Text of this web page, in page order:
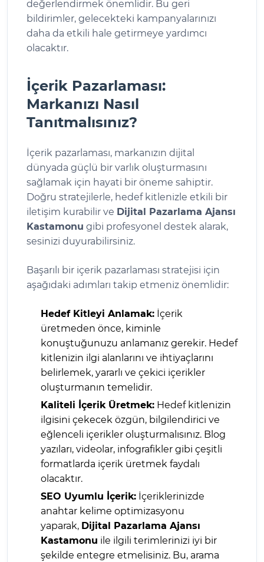
değerlendirmek önemlidir. Bu geri
bildirimler, gelecekteki kampanyalarınızı
daha da etkili hale getirmeye yardımcı
olacaktır.
İçerik Pazarlaması:
Markanızı Nasıl
Tanıtmalısınız?
İçerik pazarlaması, markanızın dijital
dünyada güçlü bir varlık oluşturmasını
sağlamak için hayati bir öneme sahiptir.
Doğru stratejilerle, hedef kitlenizle etkili bir
iletişim kurabilir ve Dijital Pazarlama Ajansı
Kastamonu gibi profesyonel destek alarak,
sesinizi duyurabilirsiniz.
Başarılı bir içerik pazarlaması stratejisi için
aşağıdaki adımları takip etmeniz önemlidir:
Hedef Kitleyi Anlamak: İçerik
üretmeden önce, kiminle
konuştuğunuzu anlamanız gerekir. Hedef
kitlenizin ilgi alanlarını ve ihtiyaçlarını
belirlemek, yararlı ve çekici içerikler
oluşturmanın temelidir.
Kaliteli İçerik Üretmek: Hedef kitlenizin
ilgisini çekecek özgün, bilgilendirici ve
eğlenceli içerikler oluşturmalısınız. Blog
yazıları, videolar, infografikler gibi çeşitli
formatlarda içerik üretmek faydalı
olacaktır.
SEO Uyumlu İçerik: İçeriklerinizde
anahtar kelime optimizasyonu
yaparak, Dijital Pazarlama Ajansı
Kastamonu ile ilgili terimlerinizi iyi bir
şekilde entegre etmelisiniz. Bu, arama